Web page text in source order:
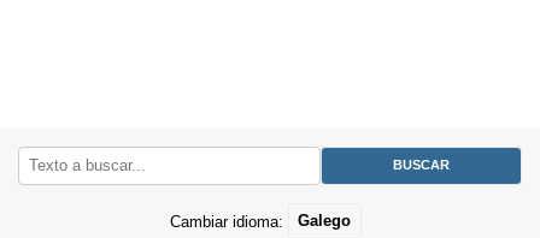
Cambiar idioma: Galego